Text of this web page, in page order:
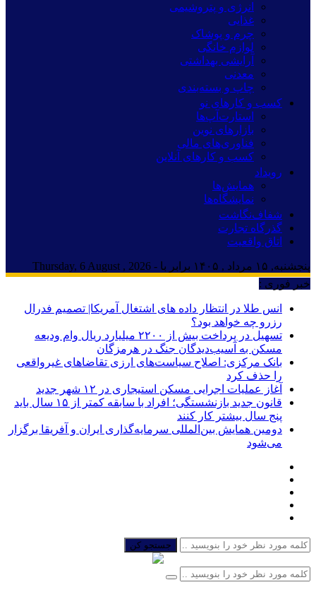
انرژی و پتروشیمی
غذایی
چرم و پوشاک
لوازم خانگی
آرایشی بهداشتی
معدنی
چاپ و بسته‌بندی
کسب و کارهای نو
استارت‌آپ‌ها
بازارهای نوین
فناوری‌های مالی
کسب و کارهای آنلاین
رویداد
همایش‌ها
نمایشگاه‌ها
شفاف‌نگاشت
گذرگاه تجارت
اتاق واقعیت
پنجشنبه, ۱۵ مرداد , ۱۴۰۵ برابر با - Thursday, 6 August , 2026
خبر فوری :
انس طلا در انتظار داده های اشتغال آمریکا| تصمیم فدرال
رزرو چه خواهد بود؟
تسهیل در پرداخت بیش از ۲۲۰۰ میلیارد ریال وام ودیعه
مسکن به آسیب‌دیدگان جنگ در هرمزگان
بانک مرکزی: اصلاح سیاست‌های ارزی تقاضاهای غیرواقعی
را حذف کرد
آغاز عملیات اجرایی مسکن استیجاری در ۱۲ شهر جدید
قانون جدید بازنشستگی؛ افراد با سابقه کمتر از ۱۵ سال باید
پنج سال بیشتر کار کنند
دومین همایش بین‌المللی سرمایه‌گذاری ایران و آفریقا برگزار
می‌شود
جستجو کن